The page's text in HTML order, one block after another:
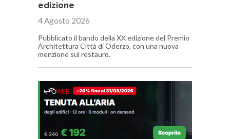
edizione
4 Agosto 2026
Pubblicato il bando della XX edizione del Premio
Architettura Città di Oderzo, con una nuova
menzione sul restauro.